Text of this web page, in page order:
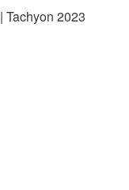
| Tachyon 2023